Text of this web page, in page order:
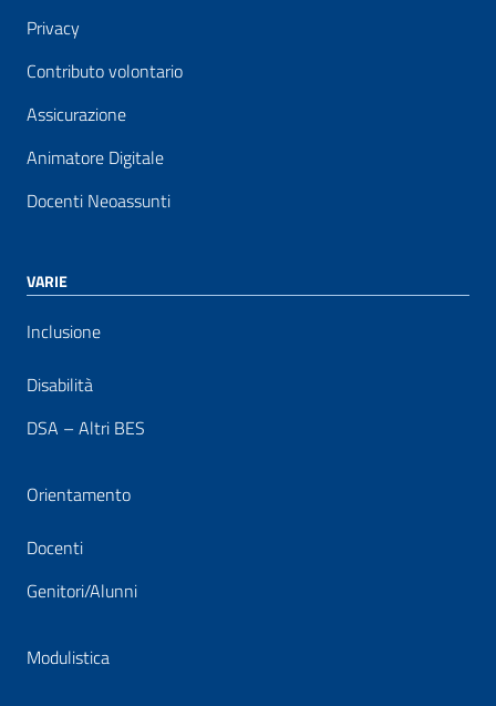
Privacy
Contributo volontario
Assicurazione
Animatore Digitale
Docenti Neoassunti
VARIE
Inclusione
Disabilità
DSA – Altri BES
Orientamento
Docenti
Genitori/Alunni
Modulistica